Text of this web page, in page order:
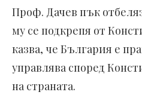
Проф. Дачев пък
му се подкрепя от
казва, че България е
управлява според
на страната.